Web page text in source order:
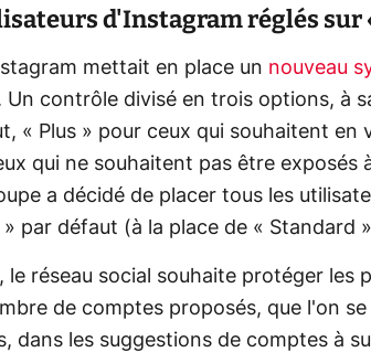
d'Instagram réglés sur
mettait en place un nouveau
Un contrôle divisé en trois options, à
« Plus » pour ceux qui souhaitent en
qui ne souhaitent pas être exposés
a décidé de placer tous les
par défaut (à la place de « Standard
le réseau social souhaite protéger les
de comptes proposés, que l'on
dans les suggestions de comptes à